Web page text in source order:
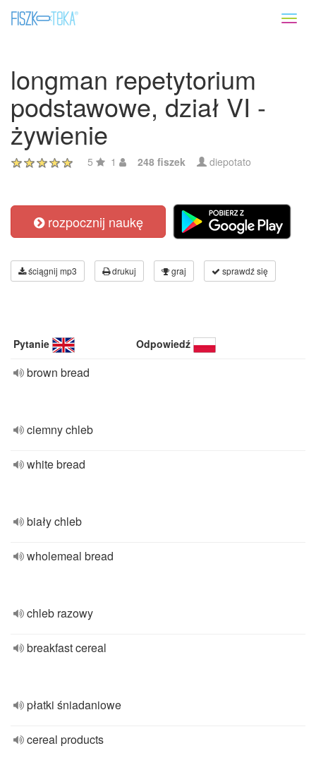
longman repetytorium
podstawowe, dział VI -
żywienie
5 1 248 fiszek diepotato
rozpocznij naukę
ściągnij mp3 drukuj graj sprawdź się
Pytanie Odpowiedź
brown bread
ciemny chleb
white bread
biały chleb
wholemeal bread
chleb razowy
breakfast cereal
płatki śniadaniowe
cereal products